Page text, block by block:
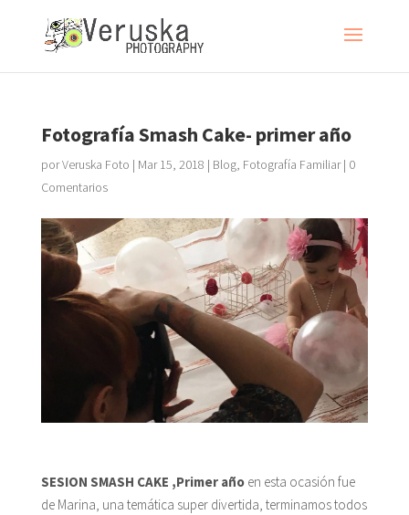
Fotografía Smash Cake- primer año
porVeruska Foto | Mar 15, 2018 | Blog, Fotografía Familiar| 0
Comentarios
SESION SMASH CAKE ,Primer añoen esta ocasión fue
de Marina, una temática super divertida, terminamos todos